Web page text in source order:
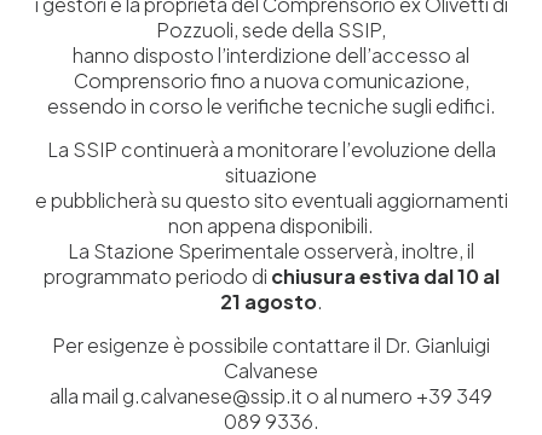
Salva il mio nome, email e sito web in questo browser per la
prossima volta che commento.
Pozzuoli, sede della SSIP,
hanno disposto l’interdizione dell’accesso al
Comprensorio fino a nuova comunicazione,
essendo in corso le verifiche tecniche sugli edifici.
La SSIP continuerà a monitorare l’evoluzione della
situazione
e pubblicherà su questo sito eventuali aggiornamenti
non appena disponibili.
La Stazione Sperimentale osserverà, inoltre, il
programmato periodo di chiusura estiva dal 10 al
21 agosto.
Per esigenze è possibile contattare il Dr. Gianluigi
Calvanese
alla mail g.calvanese@ssip.it o al numero +39 349
089 9336.